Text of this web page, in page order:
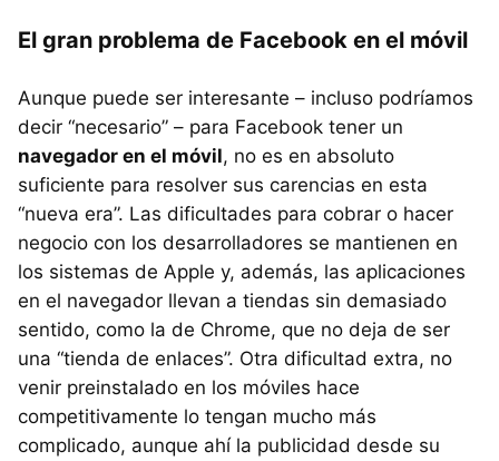
El gran problema de Facebook en el móvil
Aunque puede ser interesante – incluso podríamos
decir “necesario” – para Facebook tener un
navegador en el móvil, no es en absoluto
suficiente para resolver sus carencias en esta
“nueva era”. Las dificultades para cobrar o hacer
negocio con los desarrolladores se mantienen en
los sistemas de Apple y, además, las aplicaciones
en el navegador llevan a tiendas sin demasiado
sentido, como la de Chrome, que no deja de ser
una “tienda de enlaces”. Otra dificultad extra, no
venir preinstalado en los móviles hace
competitivamente lo tengan mucho más
complicado, aunque ahí la publicidad desde su